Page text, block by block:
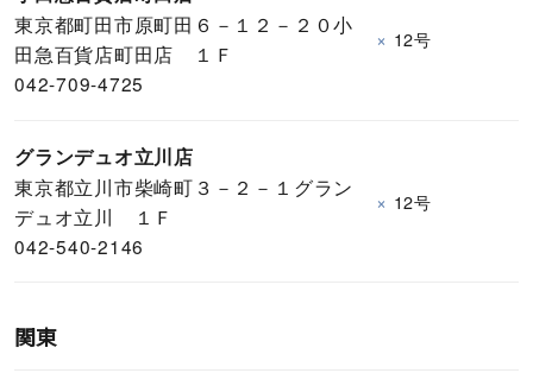
東京都町田市原町田６－１２－２０小
田急百貨店町田店 １Ｆ
042-709-4725
× 12号
グランデュオ立川店
東京都立川市柴崎町３－２－１グラン
デュオ立川 １Ｆ
042-540-2146
× 12号
関東